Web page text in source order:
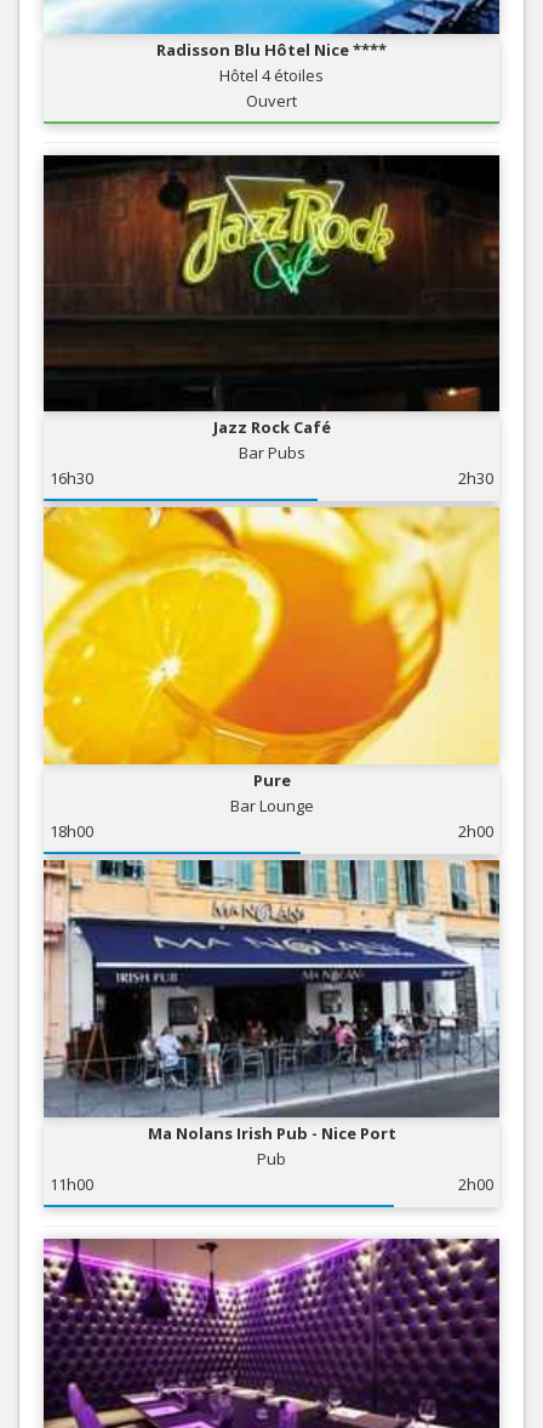
Radisson Blu Hôtel Nice ****
Hôtel 4 étoiles
Ouvert
Jazz Rock Café
Bar Pubs
16h30
2h30
Pure
Bar Lounge
18h00
2h00
Ma Nolans Irish Pub - Nice Port
Pub
11h00
2h00